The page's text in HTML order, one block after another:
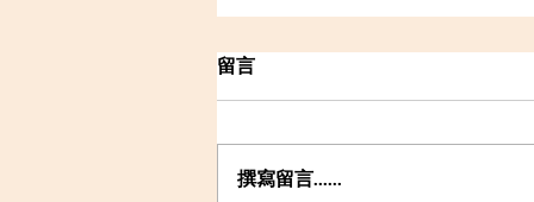
留言
撰寫留言......